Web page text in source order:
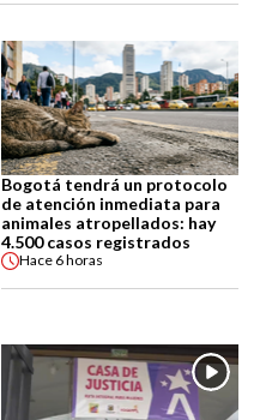
Bogotá tendrá un protocolo
de atención inmediata para
animales atropellados: hay
4.500 casos registrados
Hace 6 horas